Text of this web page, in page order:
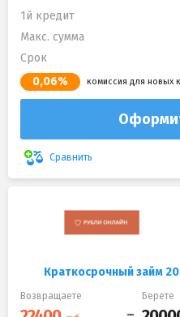
1й кредит
Макс. сумма
Срок
0,06% комиссия для новых
Сравнить
Краткосрочный займ
Возвращаете Берете